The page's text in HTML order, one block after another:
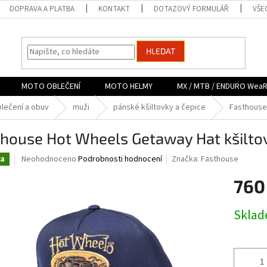
DOPRAVA A PLATBA KONTAKT DOTAZOVÝ FORMULÁŘ
HLEDAT
MOTO OBLEČENÍ MOTO HELMY MX / MTB / ENDURO WeaR
a obuv muži pánské kšiltovky a čepice
Hot Wheels Getaway Hat
Průměrné
hvězdiček.
Neohodnoceno Podrobnosti hodnocení Značka:Fasthouse
cena: